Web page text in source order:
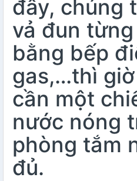
đây, chúng
vả đun
bằng bếp
gas,…thì
cần một
nước nóng
phòng tắm
đủ.